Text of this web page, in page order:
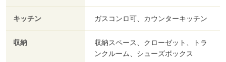
キッチン ガスコンロ可、カウンターキッチン
収納
収納スペース、クローゼット、トラ
ンクルーム、シューズボックス